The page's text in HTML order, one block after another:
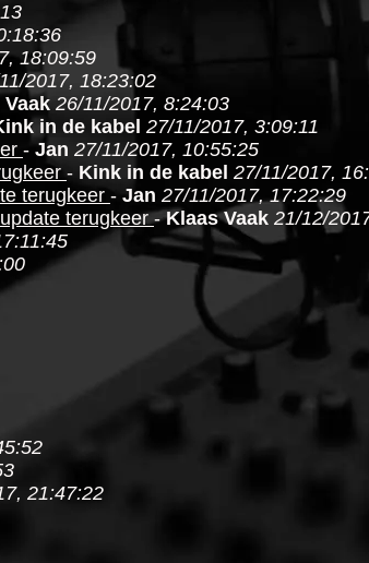
18:09:59
2017, 18:23:02
Vaak 26/11/2017, 8:24:03
in de kabel 27/11/2017, 3:09:11
- Jan 27/11/2017, 10:55:25
- Kink in de kabel 27/11/2017,
terugkeer - Jan 27/11/2017, 17:22:29
terugkeer-Klaas Vaak 21/12/
21:47:22